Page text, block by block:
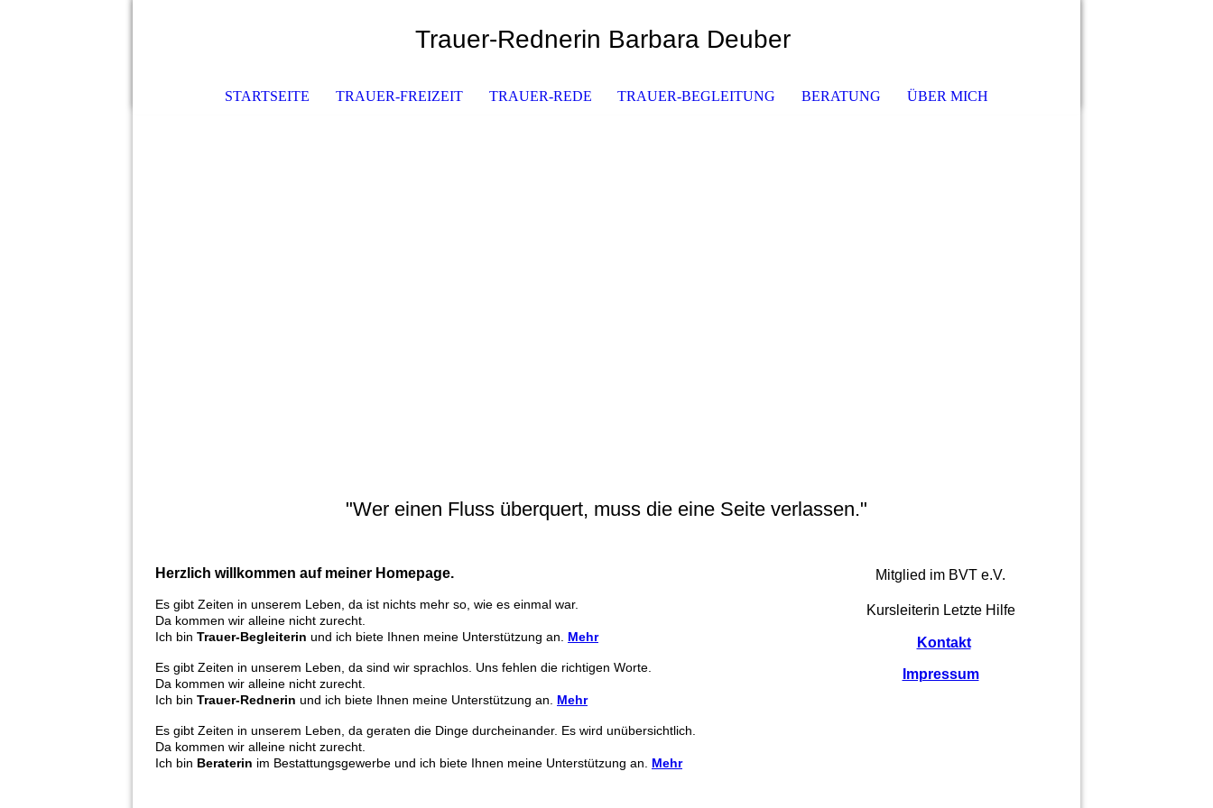
Trauer-Rednerin Barbara Deuber
STARTSEITE TRAUER-FREIZEIT TRAUER-REDE TRAUER-BEGLEITUNG BERATUNG ÜBER MICH
"Wer einen Fluss überquert, muss die eine Seite verlassen."
Herzlich willkommen auf meiner Homepage.
Es gibt Zeiten in unserem Leben, da ist nichts mehr so, wie es einmal war.
Da kommen wir alleine nicht zurecht.
Ich bin Trauer-Begleiterin und ich biete Ihnen meine Unterstützung an. Mehr
Es gibt Zeiten in unserem Leben, da sind wir sprachlos. Uns fehlen die richtigen Worte.
Da kommen wir alleine nicht zurecht.
Ich bin Trauer-Rednerin und ich biete Ihnen meine Unterstützung an. Mehr
Es gibt Zeiten in unserem Leben, da geraten die Dinge durcheinander. Es wird unübersichtlich.
Da kommen wir alleine nicht zurecht.
Ich bin Beraterin im Bestattungsgewerbe und ich biete Ihnen meine Unterstützung an. Mehr
Mitglied im BVT e.V.
Kursleiterin Letzte Hilfe
Kontakt
Impressum